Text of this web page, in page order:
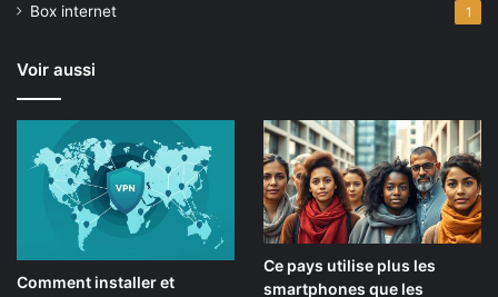
Box internet 1
Voir aussi
Comment installer et
Ce pays utilise plus les
smartphones que les